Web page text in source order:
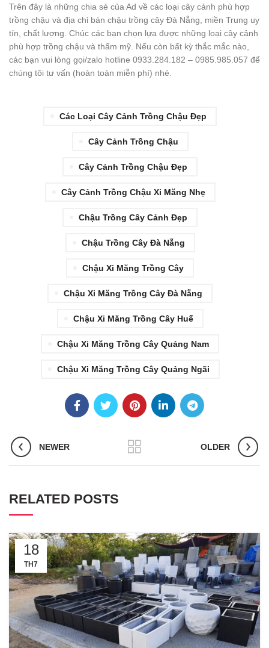
Trên đây là những chia sẻ của Ad về các loại cây cảnh phù hợp
trồng chậu và địa chỉ bán chậu trồng cây Đà Nẵng, miền Trung uy
tín, chất lượng. Chúc các bạn chọn lựa được những loại cây cảnh
phù hợp trồng chậu và thẩm mỹ. Nếu còn bất kỳ thắc mắc nào,
các bạn vui lòng gọi/zalo hotline 0933.284.182 – 0985.985.057 để
chúng tôi tư vấn (hoàn toàn miễn phí) nhé.
Các Loại Cây Cảnh Trồng Chậu Đẹp
Cây Cảnh Trồng Chậu
Cây Cảnh Trồng Chậu Đẹp
Cây Cảnh Trồng Chậu Xi Măng Nhẹ
Chậu Trồng Cây Cảnh Đẹp
Chậu Trồng Cây Đà Nẵng
Chậu Xi Măng Trồng Cây
Chậu Xi Măng Trồng Cây Đà Nẵng
Chậu Xi Măng Trồng Cây Huế
Chậu Xi Măng Trồng Cây Quảng Nam
Chậu Xi Măng Trồng Cây Quảng Ngãi
NEWER OLDER
RELATED POSTS
18
TH7